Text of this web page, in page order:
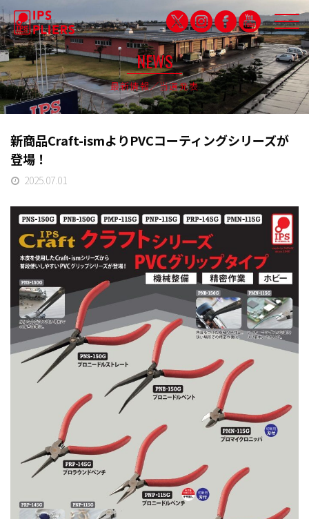
IPS QUALITY
品質保証
PARTNERSHIP
PRODUCTS
製品紹介
CAMPDRUNK
キャンプドランク
MAKING
製品ができるまで
RECRUIT
採用情報
COMPANY
MEDIA
メディア情報
NEWS
最新情報／当選発表
新商品Craft-ismよりPVCコーティングシリーズが
登場！
2025.07.01